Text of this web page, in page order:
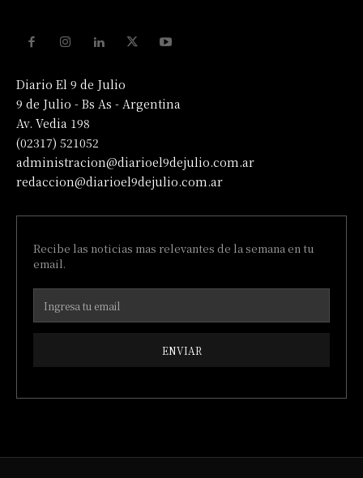
Diario El 9 de Julio
9 de Julio - Bs As - Argentina
Av. Vedia 198
(02317) 521052
administracion@diarioel9dejulio.com.ar
redaccion@diarioel9dejulio.com.ar
Recibe las noticias mas relevantes de la semana en tu
email.
ENVIAR